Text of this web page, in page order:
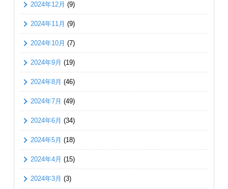
2024年12月 (9)
2024年11月 (9)
2024年10月 (7)
2024年9月 (19)
2024年8月 (46)
2024年7月 (49)
2024年6月 (34)
2024年5月 (18)
2024年4月 (15)
2024年3月 (3)